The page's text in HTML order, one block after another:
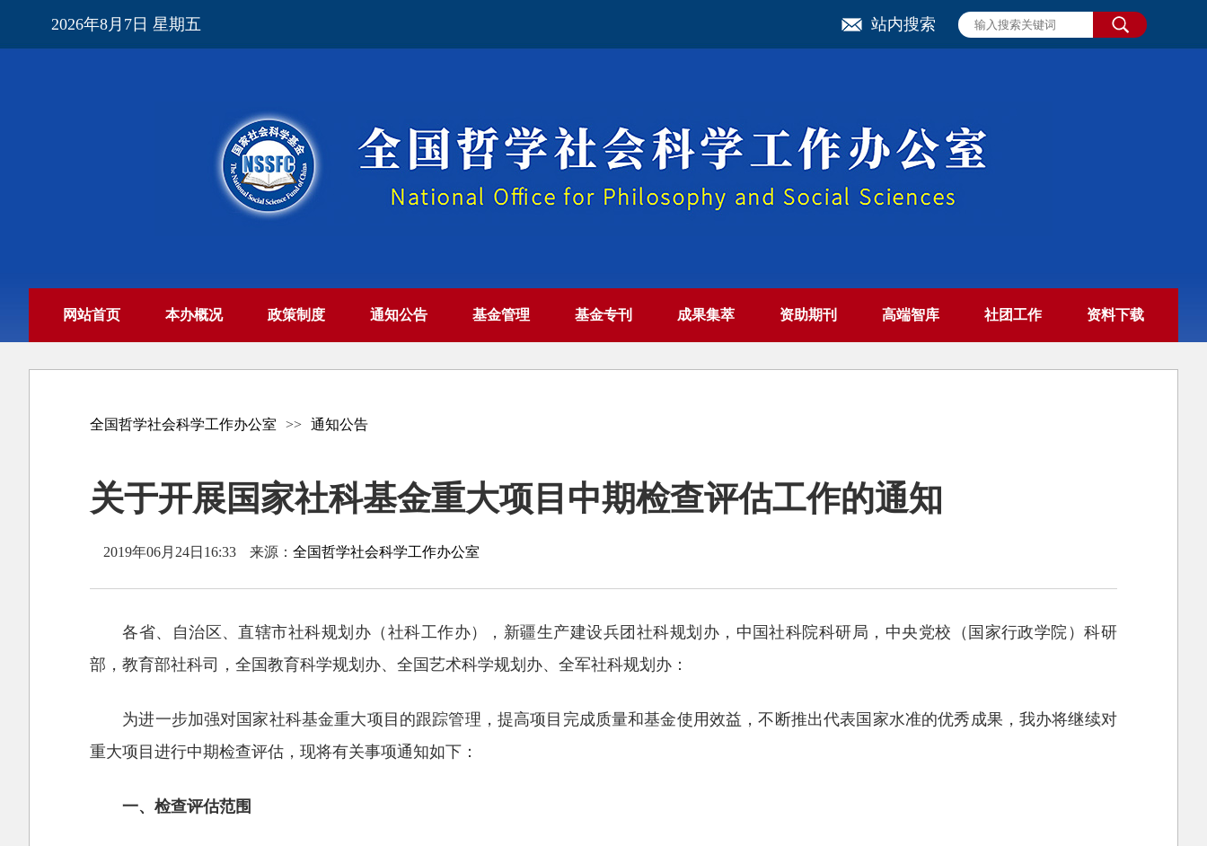
2026年8月7日 星期五 站内搜索
网站首页 本办概况 政策制度 通知公告 基金管理 基金专刊 成果集萃 资助期刊 高端智库 社团工作 资料下载
全国哲学社会科学工作办公室 >> 通知公告
关于开展国家社科基金重大项目中期检查评估工作的通知
2019年06月24日16:33 来源：全国哲学社会科学工作办公室
各省、自治区、直辖市社科规划办（社科工作办），新疆生产建设兵团社科规划办，中国社科院科研局，中央党校（国家行政学院）科研
部，教育部社科司，全国教育科学规划办、全国艺术科学规划办、全军社科规划办：
为进一步加强对国家社科基金重大项目的跟踪管理，提高项目完成质量和基金使用效益，不断推出代表国家水准的优秀成果，我办将继续对
重大项目进行中期检查评估，现将有关事项通知如下：
一、检查评估范围